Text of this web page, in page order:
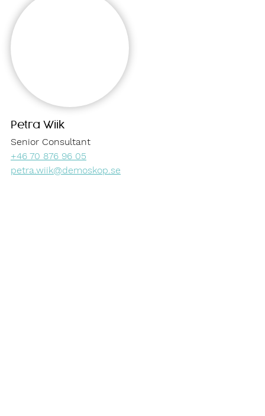
Petra Wiik
Senior Consultant
+46 70 876 96 05
petra.wiik@demoskop.se